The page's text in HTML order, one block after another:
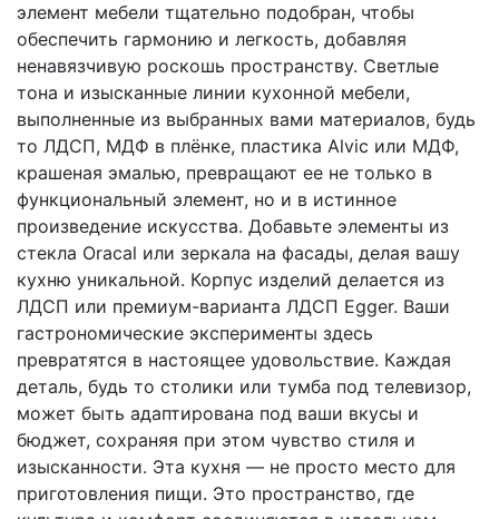
элемент мебели тщательно подобран, чтобы
обеспечить гармонию и легкость, добавляя
ненавязчивую роскошь пространству. Светлые
тона и изысканные линии кухонной мебели,
выполненные из выбранных вами материалов, будь
то ЛДСП, МДФ в плёнке, пластика Alvic или МДФ,
крашеная эмалью, превращают ее не только в
функциональный элемент, но и в истинное
произведение искусства. Добавьте элементы из
стекла Oracal или зеркала на фасады, делая вашу
кухню уникальной. Корпус изделий делается из
ЛДСП или премиум-варианта ЛДСП Egger. Ваши
гастрономические эксперименты здесь
превратятся в настоящее удовольствие. Каждая
деталь, будь то столики или тумба под телевизор,
может быть адаптирована под ваши вкусы и
бюджет, сохраняя при этом чувство стиля и
изысканности. Эта кухня — не просто место для
приготовления пищи. Это пространство, где